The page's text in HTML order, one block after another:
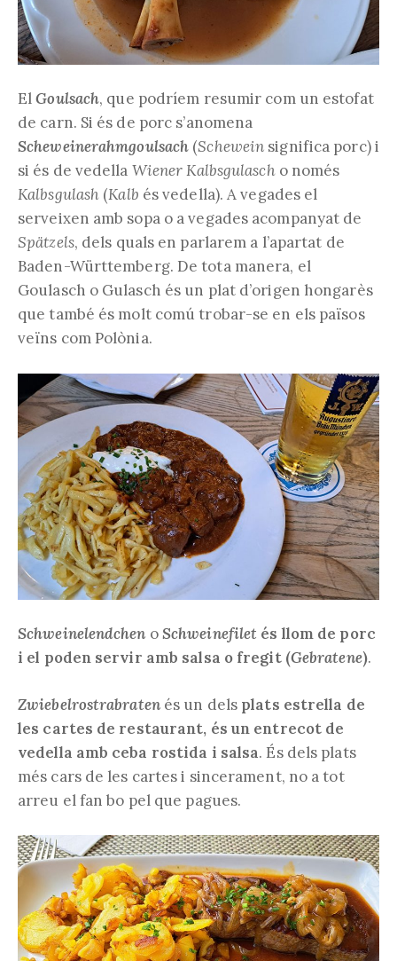
ElGoulsach, que podríem resumir com un estofat
de carn. Si és de porc s’anomena
Scheweinerahmgoulsach (Schewein significa porc) i
si és de vedella Wiener Kalbsgulascho només
Kalbsgulash (Kalb és vedella). A vegades el
serveixen amb sopa o a vegades acompanyat de
Spätzels, dels quals en parlarem a l’apartat de
Baden-Württemberg. De tota manera, el
Goulasch o Gulasch és un plat d’origen hongarès
que també és molt comú trobar-se en els països
veïns com Polònia.
Schweinelendchen oSchweinefilet és llom de porc
i el poden servir amb salsa o fregit (Gebratene).
Zwiebelrostrabraten és un dels plats estrella de
les cartes de restaurant, és un entrecot de
vedella amb ceba rostida i salsa. És dels plats
més cars de les cartes i sincerament, no a tot
arreu el fan bo pel que pagues.